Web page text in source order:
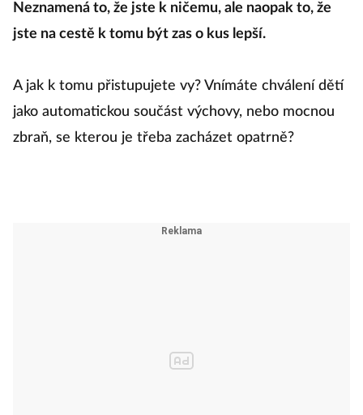
Neznamená to, že jste k ničemu, ale naopak to, že
jste na cestě k tomu být zas o kus lepší.
A jak k tomu přistupujete vy? Vnímáte chválení dětí
jako automatickou součást výchovy, nebo mocnou
zbraň, se kterou je třeba zacházet opatrně?